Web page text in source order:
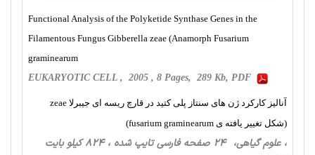
Functional Analysis of the Polyketide Synthase Genes in the
Filamentous Fungus Gibberella zeae (Anamorph Fusarium
graminearum
EUKARYOTIC CELL , 2005 , 8 Pages, 289 Kb, PDF
آنالیز کارکرد ژن های سنتاز پلی کتید در قارچ ریسه ای جیبرلا zeae
(شکل تغییر یافته ی fusarium graminearum)
، علوم گیاهی، 24 صفحه فارسی تایپ شده ، 824 کیلو بایت